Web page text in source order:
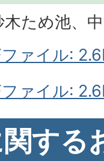
ため池、
ァイル:
ァイル:
する